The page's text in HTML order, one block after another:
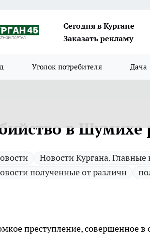
Сегодня в Кургане
Заказать рекламу
Уголок потребителя Дача
в Шумихе
Новости Кургана. Главные
полученные от различн
преступление, совершенное в